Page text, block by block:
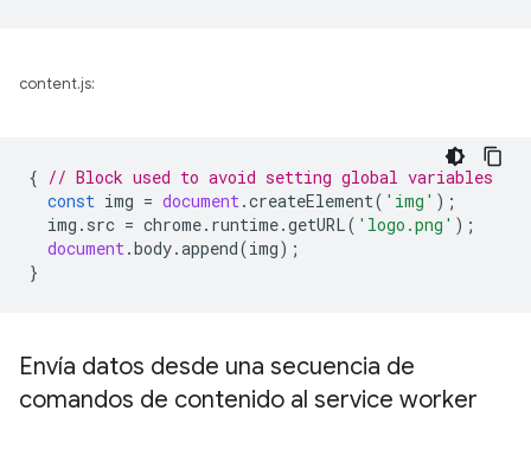
content.js:
{ // Block used to avoid setting global variables
const img = document.createElement( 'img' );
img . src = chrome. runtime.getURL( 'logo.png' );
document.body.append(img);
}
Envía datos desde una secuencia de
comandos de contenido al service worker